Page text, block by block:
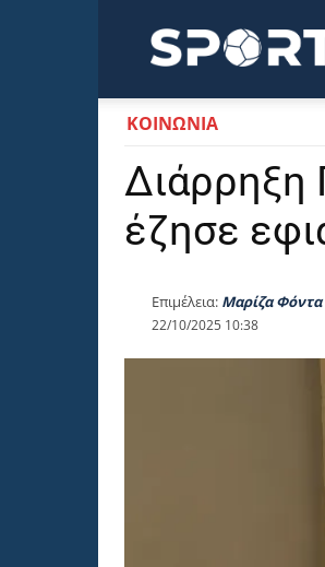
ΚΟΙΝΩΝΙΑ
Διάρρηξη
έζησε
Επιμέλεια: Μαρίζα Φόντα
22/10/2025 10:38